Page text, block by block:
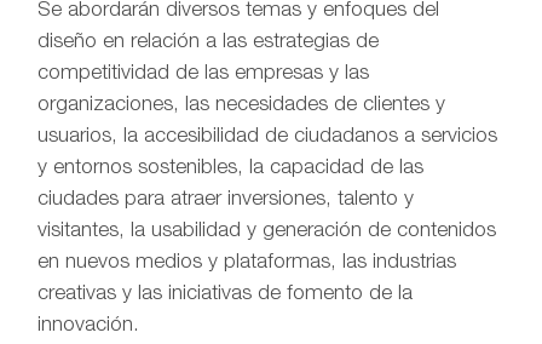
Se abordarán diversos temas y enfoques del
diseño en relación a las estrategias de
competitividad de las empresas y las
organizaciones, las necesidades de clientes y
usuarios, la accesibilidad de ciudadanos a servicios
y entornos sostenibles, la capacidad de las
ciudades para atraer inversiones, talento y
visitantes, la usabilidad y generación de contenidos
en nuevos medios y plataformas, las industrias
creativas y las iniciativas de fomento de la
innovación.